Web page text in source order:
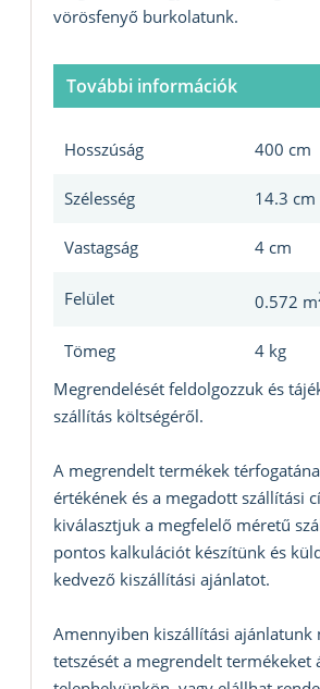
vörösfenyő burkolatunk.
További információk
Hosszúság 400 cm
Szélesség 14.3 cm
Vastagság 4 cm
Felület 0.572 m
Tömeg
4 kg
Megrendelését feldolgozzuk és
szállítás költségéről.
A megrendelt termékek
értékének és a megadott szállítási
kiválasztjuk a megfelelő méretű
pontos kalkulációt készítünk és
kedvező kiszállítási ajánlatot.
Amennyiben kiszállítási ajánlatunk
tetszését a megrendelt termékeket